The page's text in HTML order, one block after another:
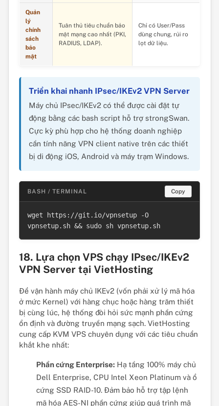
Quản
lý
chính
sách
bảo
mật
Tuân thủ tiêu chuẩn bảo
mật mạng cao nhất (PKI,
RADIUS, LDAP).
Chỉ có User/Pass
dùng chung, rủi ro
lọt dữ liệu.
Triển khai nhanh IPsec/IKEv2 VPN Server
Máy chủ IPsec/IKEv2 có thể được cài đặt tự
động bằng các bash script hỗ trợ strongSwan.
Cực kỳ phù hợp cho hệ thống doanh nghiệp
cần tính năng VPN client native trên các thiết
bị di động iOS, Android và máy trạm Windows.
BASH / TERMINAL Copy
wget https://git.io/vpnsetup -O
vpnsetup.sh && sudo sh vpnsetup.sh
18. Lựa chọn VPS chạy IPsec/IKEv2
VPN Server tại VietHosting
Để vận hành máy chủ IKEv2 (vốn phải xử lý mã hóa
ở mức Kernel) với hàng chục hoặc hàng trăm thiết
bị cùng lúc, hệ thống đòi hỏi sức mạnh phần cứng
ổn định và đường truyền mạng sạch. VietHosting
cung cấp KVM VPS chuyên dụng với các tiêu chuẩn
khắt khe nhất:
Phần cứng Enterprise:Hạ tầng 100% máy chủ
Dell Enterprise, CPU Intel Xeon Platinum và ổ
cứng SSD RAID-10. Đảm bảo hỗ trợ tập lệnh
mã hóa AES-NI phần cứng giúp quá trình mã